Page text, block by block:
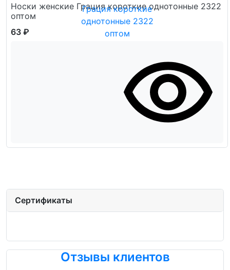
Носки женские Грация короткие однотонные 2322
оптом
63 ₽
Сертификаты
Отзывы клиентов